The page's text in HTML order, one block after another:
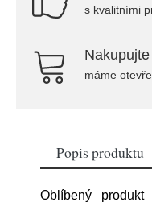
s kvalitními
máme
Popis produktu
Oblíbený produkt